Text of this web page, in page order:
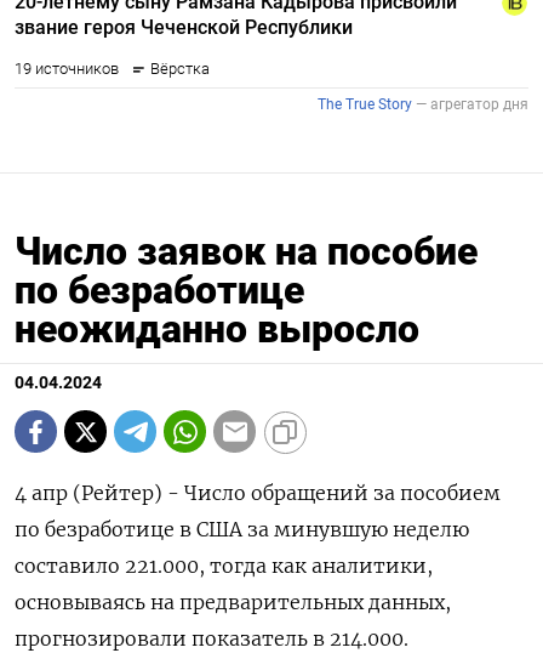
Число заявок на пособие
по безработице
неожиданно выросло
04.04.2024
4 апр (Рейтер) - Число обращений за пособием
по безработице в США за минувшую неделю
составило 221.000​​, тогда как аналитики,
основываясь на предварительных данных,
прогнозировали показатель в 214.000.